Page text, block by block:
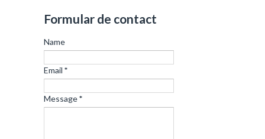
Formular de contact
Name
Email *
Message*